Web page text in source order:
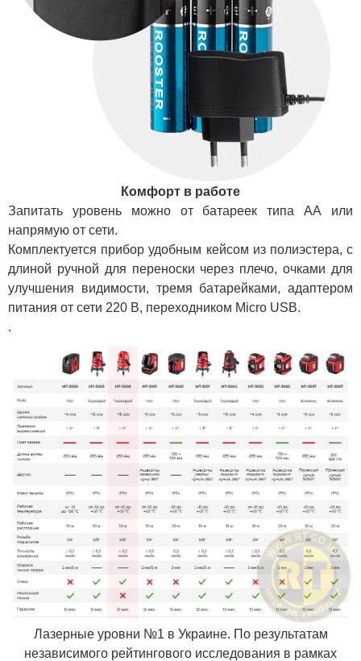
Комфорт в работе
Запитать уровень можно от батареек типа АА или
напрямую от сети.
Комплектуется прибор удобным кейсом из полиэстера, с
длиной ручной для переноски через плечо, очками для
улучшения видимости, тремя батарейками, адаптером
питания от сети 220 В, переходником Micro USB.
.
Лазерные уровни №1 в Украине. По результатам
независимого рейтингового исследования в рамках